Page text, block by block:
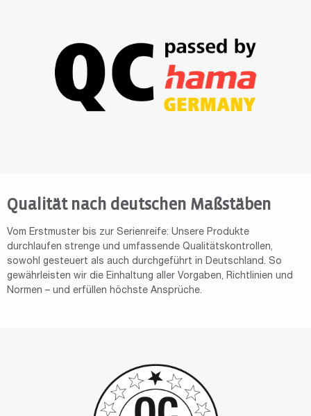
Qualität nach deutschen Maßstäben
Vom Erstmuster bis zur Serienreife: Unsere Produkte
durchlaufen strenge und umfassende Qualitätskontrollen,
sowohl gesteuert als auch durchgeführt in Deutschland. So
gewährleisten wir die Einhaltung aller Vorgaben, Richtlinien und
Normen – und erfüllen höchste Ansprüche.